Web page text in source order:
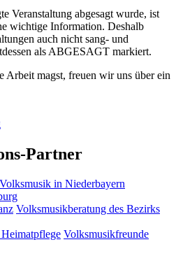
Veranstaltung abgesagt wurde, ist
wichtige Information. Deshalb
auch nicht sang- und
alsABGESAGT markiert.
Arbeit magst, freuen wir uns über ein
Partner
Volksmusik in Niederbayern
Volksmusikberatung des Bezirks
Volksmusikfreunde